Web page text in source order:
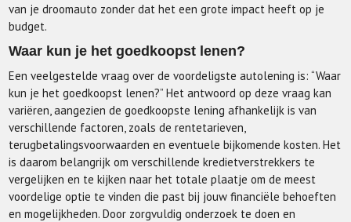
van je droomauto zonder dat het een grote impact heeft op je
budget.
Waar kun je het goedkoopst lenen?
Een veelgestelde vraag over de voordeligste autolening is: “Waar
kun je het goedkoopst lenen?” Het antwoord op deze vraag kan
variëren, aangezien de goedkoopste lening afhankelijk is van
verschillende factoren, zoals de rentetarieven,
terugbetalingsvoorwaarden en eventuele bijkomende kosten. Het
is daarom belangrijk om verschillende kredietverstrekkers te
vergelijken en te kijken naar het totale plaatje om de meest
voordelige optie te vinden die past bij jouw financiële behoeften
en mogelijkheden. Door zorgvuldig onderzoek te doen en